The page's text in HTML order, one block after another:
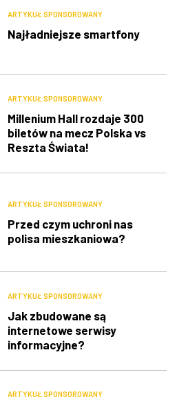
ARTYKUŁ SPONSOROWANY
Najładniejsze smartfony
ARTYKUŁ SPONSOROWANY
Millenium Hall rozdaje 300
biletów na mecz Polska vs
Reszta Świata!
ARTYKUŁ SPONSOROWANY
Przed czym uchroni nas
polisa mieszkaniowa?
ARTYKUŁ SPONSOROWANY
Jak zbudowane są
internetowe serwisy
informacyjne?
ARTYKUŁ SPONSOROWANY